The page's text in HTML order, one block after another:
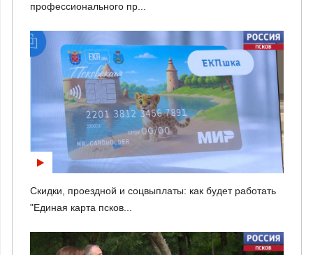
профессионального пр...
Скидки, проездной и соцвыплаты: как будет работать
"Единая карта псков...